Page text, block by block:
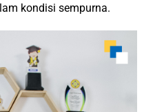
kondisi sempurna.